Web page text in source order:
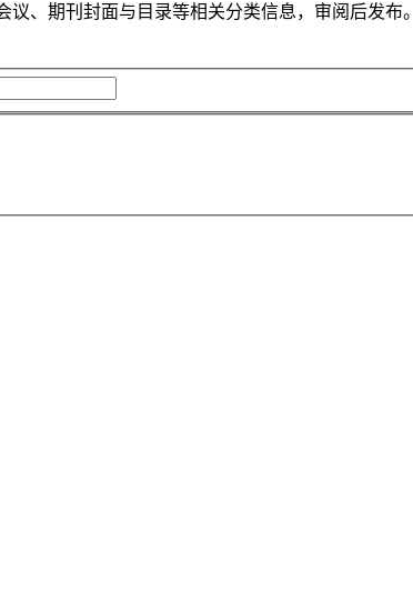
、期刊封面与目录等相关分类信息，审阅后发布。